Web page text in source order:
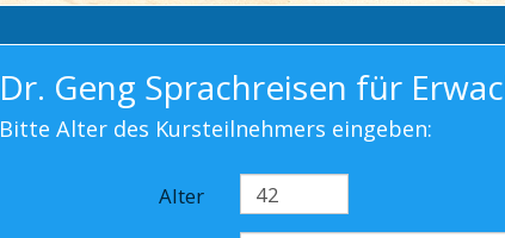
Dr. Geng Sprachreisen für
Bitte Alter des Kursteilnehmers eingeben:
Alter